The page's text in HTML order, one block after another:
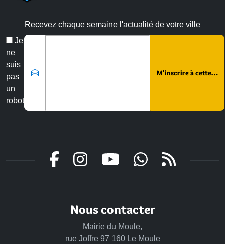
Recevez chaque semaine l'actualité de votre ville
Je
ne
suis
pas
un
robot
Email
Nous contacter
Mairie du Moule,
rue Joffre 97 160 Le Moule